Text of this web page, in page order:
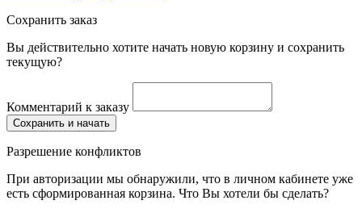
Сохранить заказ
Вы действительно хотите начать новую корзину и сохранить
текущую?
Комментарий к заказу
Сохранить и начать
Разрешение конфликтов
При авторизации мы обнаружили, что в личном кабинете уже
есть сформированная корзина. Что Вы хотели бы сделать?